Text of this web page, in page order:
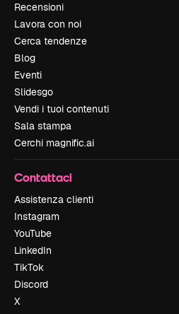
Recensioni
Lavora con noi
Cerca tendenze
Blog
Eventi
Slidesgo
Vendi i tuoi contenuti
Sala stampa
Cerchi magnific.ai
Contattaci
Assistenza clienti
Instagram
YouTube
LinkedIn
TikTok
Discord
X